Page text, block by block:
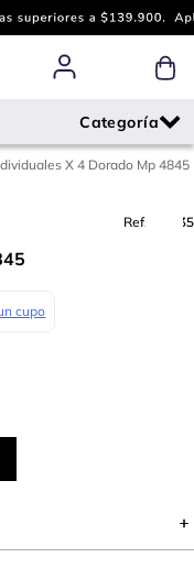
X 4 Dorado Mp 4845
Ref.
713035